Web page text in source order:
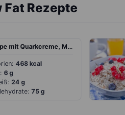
Fat Rezepte
Crêpe mit Quarkcreme, Marmelade und Aprikosen
468 kcal
6 g
24 g
75 g